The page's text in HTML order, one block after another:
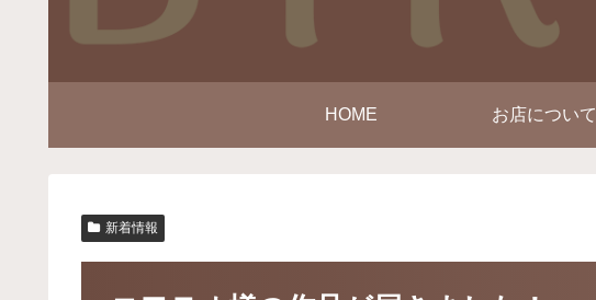
HOME お店について
新着情報